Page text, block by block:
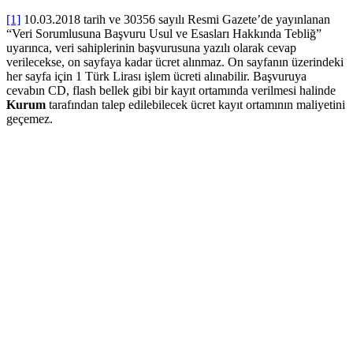
[1] 10.03.2018 tarih ve 30356 sayılı Resmi Gazete’de yayınlanan
“Veri Sorumlusuna Başvuru Usul ve Esasları Hakkında Tebliğ”
uyarınca, veri sahiplerinin başvurusuna yazılı olarak cevap
verilecekse, on sayfaya kadar ücret alınmaz. On sayfanın üzerindeki
her sayfa için 1 Türk Lirası işlem ücreti alınabilir. Başvuruya
cevabın CD, flash bellek gibi bir kayıt ortamında verilmesi halinde
Kurum tarafından talep edilebilecek ücret kayıt ortamının maliyetini
geçemez.